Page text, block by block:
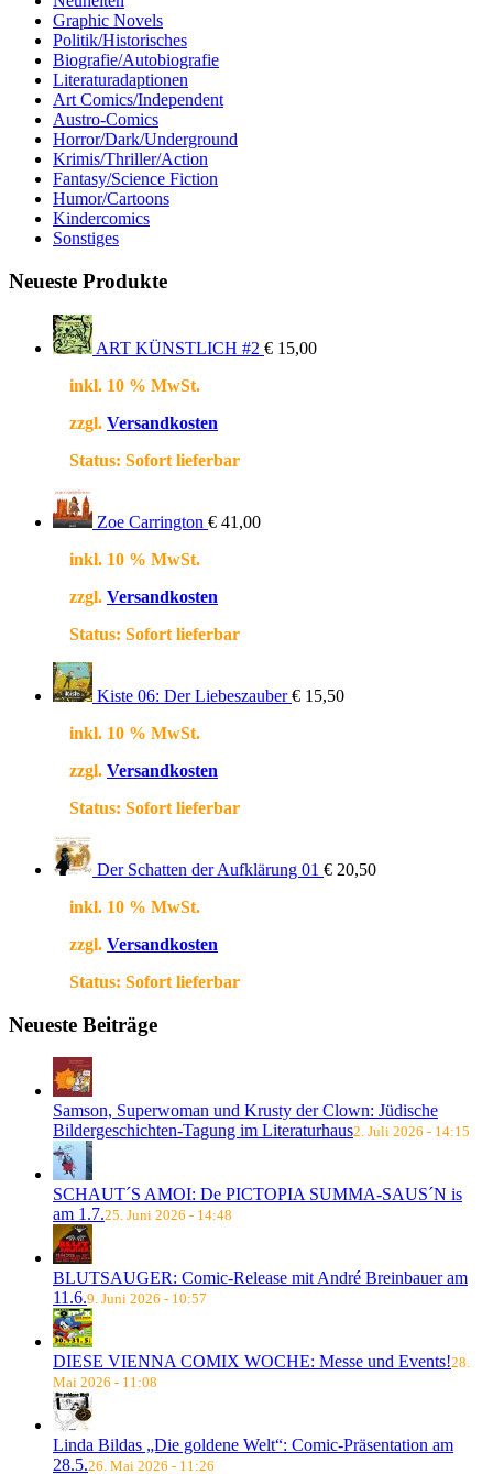
Graphic Novels
Politik/Historisches
Biografie/Autobiografie
Literaturadaptionen
Art Comics/Independent
Austro-Comics
Horror/Dark/Underground
Krimis/Thriller/Action
Fantasy/Science Fiction
Humor/Cartoons
Kindercomics
Sonstiges
Neueste Produkte
ART KÜNSTLICH #2 € 15,00
inkl. 10 % MwSt.
zzgl. Versandkosten
Status: Sofort lieferbar
Zoe Carrington € 41,00
inkl. 10 % MwSt.
zzgl. Versandkosten
Status: Sofort lieferbar
Kiste 06: Der Liebeszauber € 15,50
inkl. 10 % MwSt.
zzgl. Versandkosten
Status: Sofort lieferbar
Der Schatten der Aufklärung 01 € 20,50
inkl. 10 % MwSt.
zzgl. Versandkosten
Status: Sofort lieferbar
Neueste Beiträge
Samson, Superwoman und Krusty der Clown: Jüdische
Bildergeschichten-Tagung im Literaturhaus2. Juli 2026 - 14:15
SCHAUT´S AMOI: De PICTOPIA SUMMA-SAUS´N is
am 1.7.25. Juni 2026 - 14:48
BLUTSAUGER: Comic-Release mit André Breinbauer am
11.6.9. Juni 2026 - 10:57
DIESE VIENNA COMIX WOCHE: Messe und Events!28.
Mai 2026 - 11:08
Linda Bildas „Die goldene Welt“: Comic-Präsentation am
28.5.26. Mai 2026 - 11:26